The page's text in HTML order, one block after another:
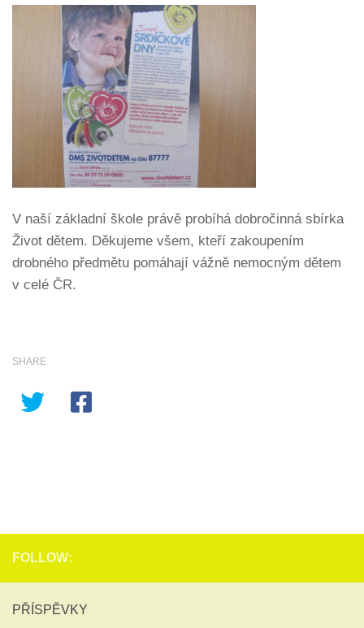
V naší základní škole právě probíhá dobročinná sbírka
Život dětem. Děkujeme všem, kteří zakoupením
drobného předmětu pomáhají vážně nemocným dětem
v celé ČR.
SHARE
FOLLOW:
PŘÍSPĚVKY